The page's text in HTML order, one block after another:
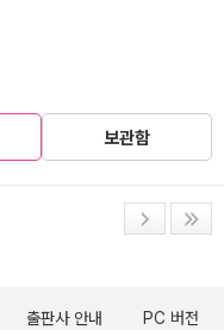
보관함
출판사 안내 PC 버전